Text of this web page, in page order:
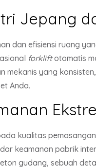
Jepang
dan efisiensi ruang
forkliftotomatis
yang
Anda.
kualitas
keamanan pabrik
gudang, sebuah